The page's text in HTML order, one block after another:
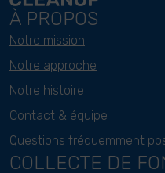
À PROPOS
Notre mission
Notre approche
Notre histoire
Contact & équipe
Questions fréquemment
COLLECTE DE